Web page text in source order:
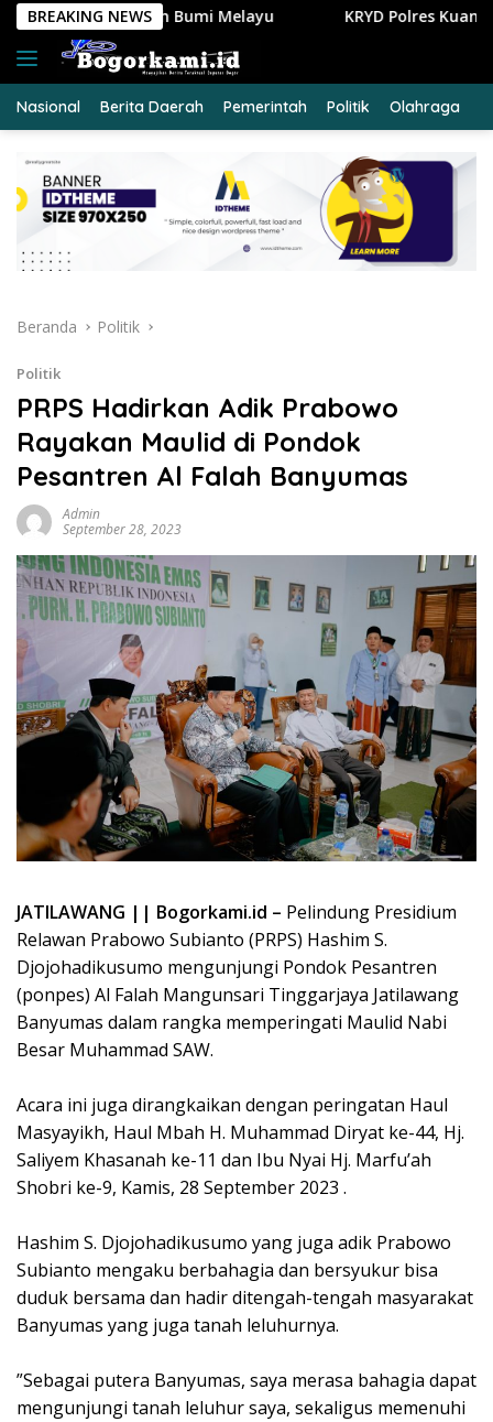
Langsung
konten
BREAKING NEWSKRYD Polres Kuansing Intensifkan Patroli
Nasional Berita Daerah Pemerintah Politik Olahraga
Beranda Politik
Politik
PRPS Hadirkan Adik Prabowo
Rayakan Maulid di Pondok
Pesantren Al Falah Banyumas
Admin
September 28, 2023
JATILAWANG || Bogorkami.id – Pelindung Presidium
Relawan Prabowo Subianto (PRPS) Hashim S.
Djojohadikusumo mengunjungi Pondok Pesantren
(ponpes) Al Falah Mangunsari Tinggarjaya Jatilawang
Banyumas dalam rangka memperingati Maulid Nabi
Besar Muhammad SAW.
Acara ini juga dirangkaikan dengan peringatan Haul
Masyayikh, Haul Mbah H. Muhammad Diryat ke-44, Hj.
Saliyem Khasanah ke-11 dan Ibu Nyai Hj. Marfu’ah
Shobri ke-9, Kamis, 28 September 2023 .
Hashim S. Djojohadikusumo yang juga adik Prabowo
Subianto mengaku berbahagia dan bersyukur bisa
duduk bersama dan hadir ditengah-tengah masyarakat
Banyumas yang juga tanah leluhurnya.
”Sebagai putera Banyumas, saya merasa bahagia dapat
mengunjungi tanah leluhur saya, sekaligus memenuhi